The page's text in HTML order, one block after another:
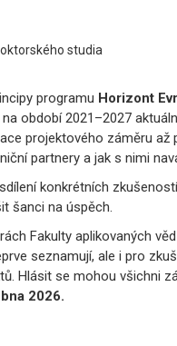
studia
programu Horizont
období 2021–2027
projektového záměru
partnery a jak s nimi
konkrétních
šanci na úspěch.
Fakulty aplikovaných
seznamují, ale i pro
Hlásit se mohou všichni
2026.